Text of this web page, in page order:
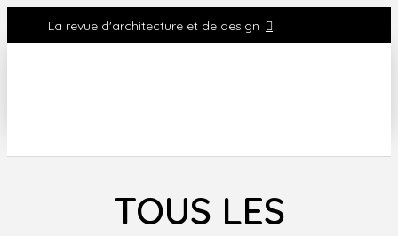
La revue d'architecture et de design
TOUS LES